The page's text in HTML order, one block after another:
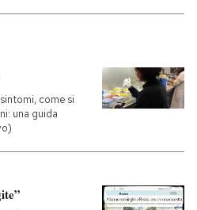
Libri
Ok Boomer!
Media
Altrecose
come si
una guida